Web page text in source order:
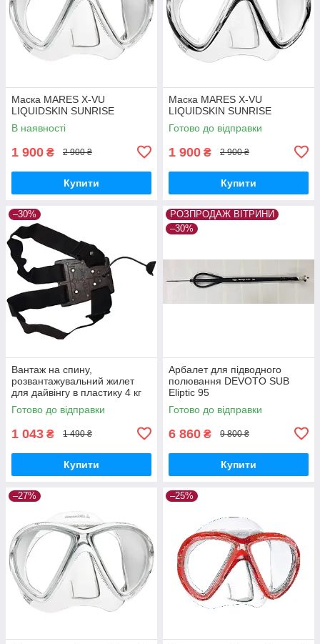
Маска MARES X-VU
LIQUIDSKIN SUNRISE
В наявності
1 900 ₴ 2 900 ₴
Купити
Маска MARES X-VU
LIQUIDSKIN SUNRISE
Готово до відправки
1 900 ₴ 2 900 ₴
Купити
–30%
Вантаж на спину,
розвантажувальний жилет
для дайвінгу в пластику 4 кг
М0100
Готово до відправки
1 043 ₴ 1 490 ₴
Купити
РОЗПРОДАЖ ВІТРИНИ
–30%
Арбалет для підводного
полювання DEVOTO SUB
Eliptic 95
Готово до відправки
6 860 ₴ 9 800 ₴
Купити
–27% –25%